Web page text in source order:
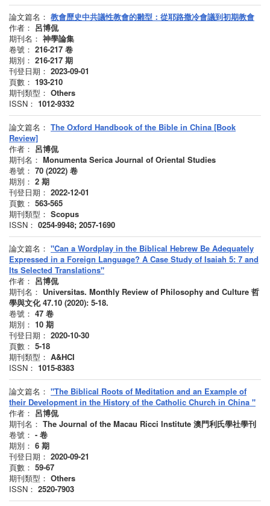
論文篇名： 教會歷史中共議性教會的雛型：從耶路撒冷會議到初期教會
作者： 呂博侃
期刊名： 神學論集
卷號： 216-217 卷
期別： 216-217 期
刊登日期： 2023-09-01
頁數： 193-210
期刊類型： Others
ISSN： 1012-9332
論文篇名： The Oxford Handbook of the Bible in China [Book
Review]
作者： 呂博侃
期刊名： Monumenta Serica Journal of Oriental Studies
卷號： 70 (2022) 卷
期別： 2 期
刊登日期： 2022-12-01
頁數： 563-565
期刊類型： Scopus
ISSN： 0254-9948; 2057-1690
論文篇名： "Can a Wordplay in the Biblical Hebrew Be Adequately
Expressed in a Foreign Language? A Case Study of Isaiah 5: 7 and
Its Selected Translations"
作者： 呂博侃
期刊名： Universitas. Monthly Review of Philosophy and Culture 哲
學與文化 47.10 (2020): 5-18.
卷號： 47 卷
期別： 10 期
刊登日期： 2020-10-30
頁數： 5-18
期刊類型： A&HCI
ISSN： 1015-8383
論文篇名： "The Biblical Roots of Meditation and an Example of
their Development in the History of the Catholic Church in China "
作者： 呂博侃
期刊名： The Journal of the Macau Ricci Institute 澳門利氏學社學刊
卷號： - 卷
期別： 6 期
刊登日期： 2020-09-21
頁數： 59-67
期刊類型： Others
ISSN： 2520-7903